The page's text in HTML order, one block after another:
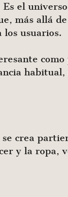
el
más allá
los usuarios.
crea
y la ropa,